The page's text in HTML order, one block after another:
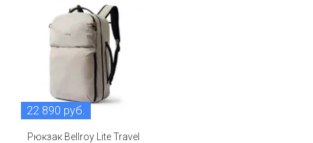
22 890 руб.
Рюкзак Bellroy Lite Travel